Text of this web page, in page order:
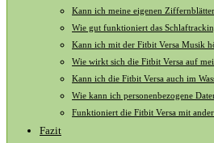
Kann ich ⁣meine eigenen
Wie gut funktioniert das
Kann ich⁢ mit ⁤der Fitbit Versa Musik
Wie wirkt sich die⁣ Fitbit Versa auf
Kann ich die Fitbit Versa auch im
Wie ‍kann⁣ ich personenbezogene
Funktioniert die Fitbit Versa mit
Fazit